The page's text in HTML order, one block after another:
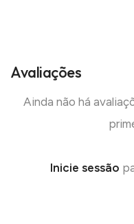
Avaliações
Ainda não há
Inicie sessão